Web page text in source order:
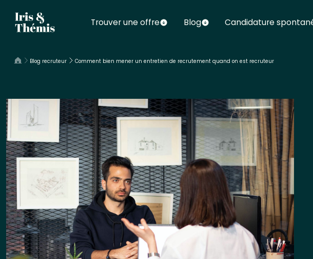
Trouver une offre Blog Candidature
Blog recruteur Comment bien mener un entretien de recrutement quand on est recruteur